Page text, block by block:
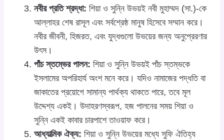
নবীর প্রতি শ্রদ্ধা: শিয়া ও সুন্নি উভয়ই নবী মুহাম্মদ (সা.)-কে
আল্লাহর শেষ রাসূল এবং সর্বশ্রেষ্ঠ মানুষ হিসেবে সম্মান করে।
নবীর জীবনী, হিজরত, এবং যুদ্ধগুলো উভয়ের জন্য অনুপ্রেরণার
উৎস।
পাঁচ স্তম্ভের পালন: শিয়া ও সুন্নি উভয়ই পাঁচ স্তম্ভকে
ইসলামের অপরিহার্য অংশ মনে করে। যদিও নামাজের পদ্ধতি বা
জাকাতের প্রয়োগে সামান্য পার্থক্য থাকতে পারে, তবে মূল
উদ্দেশ্য একই। উদাহরণস্বরূপ, হজ পালনের সময় শিয়া ও
সুন্নি একই কাবার চারপাশে তাওয়াফ করে।
আধ্যাত্মিক ঐক্য: শিয়া ও সুন্নি উভয়ের মধ্যে সুফি ঐতিহ্য